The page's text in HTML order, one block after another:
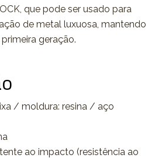
que pode ser usado para
de metal luxuosa, mantendo
geração.
/ moldura: resina / aço
ao impacto (resistência ao